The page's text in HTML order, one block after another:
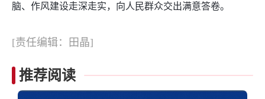
脑、作风建设走深走实，向人民群众交出满意答卷。
[责任编辑：田晶]
推荐阅读